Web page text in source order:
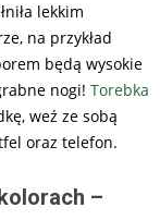
lekkim
na przykład
będą wysokie
nogi! Torebka
weź ze sobą
oraz telefon.
–